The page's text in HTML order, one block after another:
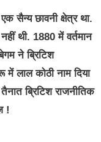
सैन्य छावनी क्षेत्र था.
थी. 1880 में वर्तमान
ने ब्रिटिश
लाल कोठी नाम दिया
ब्रिटिश राजनीतिक
!